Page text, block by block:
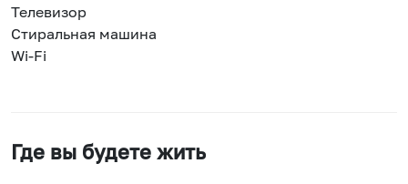
Телевизор
Стиральная машина
Wi-Fi
Где вы будете жить